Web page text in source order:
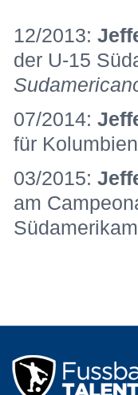
12/2013:
der U-15
07/2014:
für
03/2015:
am